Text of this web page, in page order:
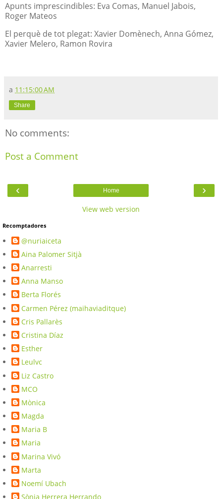
Apunts imprescindibles: Eva Comas, Manuel Jabois,
Roger Mateos
El perquè de tot plegat: Xavier Domènech, Anna Gómez,
Xavier Melero, Ramon Rovira
a 11:15:00 AM
Share
No comments:
Post a Comment
‹ ›
Home
View web version
Recomptadores
@nuriaiceta
Aina Palomer Sitjà
Anarresti
Anna Manso
Berta Florés
Carmen Pérez (maihaviaditque)
Cris Pallarès
Cristina Díaz
Esther
Leulvc
Liz Castro
MCO
Mònica
Magda
Maria B
Maria
Marina Vivó
Marta
Noemí Ubach
Sònia Herrera Herrando